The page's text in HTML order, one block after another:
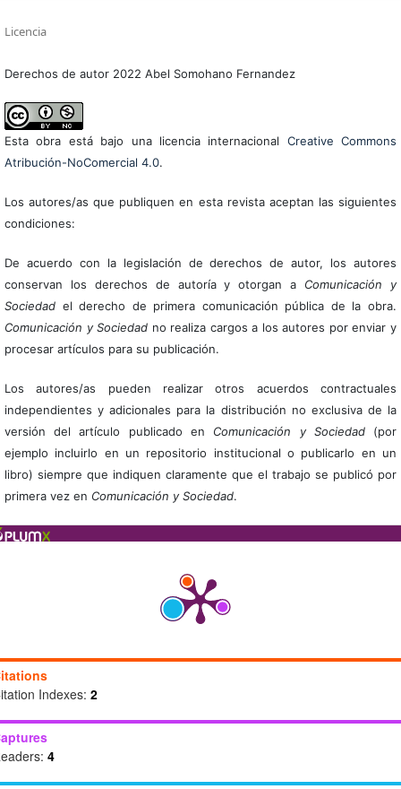
Licencia
Derechos de autor 2022 Abel Somohano Fernandez
Esta obra está bajo una licencia internacional Creative Commons
Atribución-NoComercial 4.0.
Los autores/as que publiquen en esta revista aceptan las siguientes
condiciones:
De acuerdo con la legislación de derechos de autor, los autores
conservan los derechos de autoría y otorgan a Comunicación y
Sociedadel derecho de primera comunicación pública de la obra.
Comunicación y Sociedad no realiza cargos a los autores por enviar y
procesar artículos para su publicación.
Los autores/as pueden realizar otros acuerdos contractuales
independientes y adicionales para la distribución no exclusiva de la
versión del artículo publicado en Comunicación y Sociedad(por
ejemplo incluirlo en un repositorio institucional o publicarlo en un
libro) siempre que indiquen claramente que el trabajo se publicó por
primera vez en Comunicación y Sociedad.
Indexes: 2
4